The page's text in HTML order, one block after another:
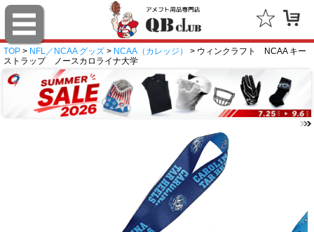
TOP > NFL／NCAA グッズ > NCAA（カレッジ）
> ウィンクラフト NCAA キー
ストラップ ノースカロライナ大学